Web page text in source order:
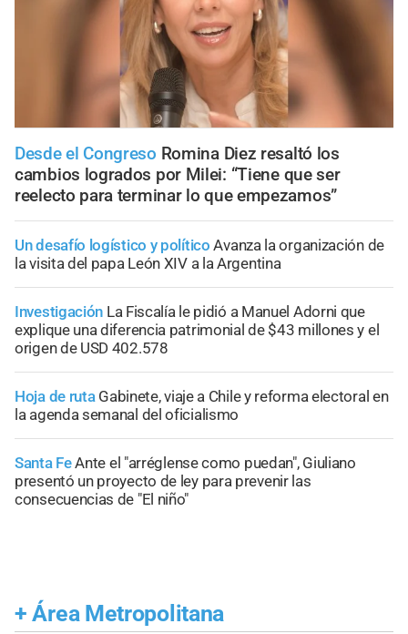
Desde el Congreso Romina Diez resaltó los
cambios logrados por Milei: “Tiene que ser
reelecto para terminar lo que empezamos”
Un desafío logístico y político Avanza la organización de
la visita del papa León XIV a la Argentina
Investigación La Fiscalía le pidió a Manuel Adorni que
explique una diferencia patrimonial de $43 millones y el
origen de USD 402.578
Hoja de ruta Gabinete, viaje a Chile y reforma electoral en
la agenda semanal del oficialismo
Santa FeAnte el "arréglense como puedan", Giuliano
presentó un proyecto de ley para prevenir las
consecuencias de "El niño"
+ Área Metropolitana